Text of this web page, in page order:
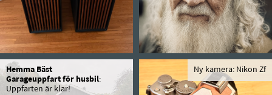
Hemma Bäst
Garageuppfart för husbil:
Uppfarten är klar!
Ny kamera: Nikon Zf